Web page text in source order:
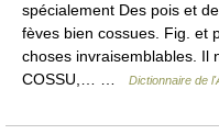
spécialement Des pois et
fèves bien cossues. Fig. et
choses invraisemblables. Il
COSSU,… …
Dictionnaire de